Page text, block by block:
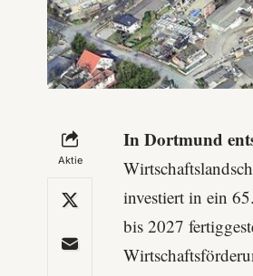
Aktie
In Dortmund
investiert in ein
bis 2027